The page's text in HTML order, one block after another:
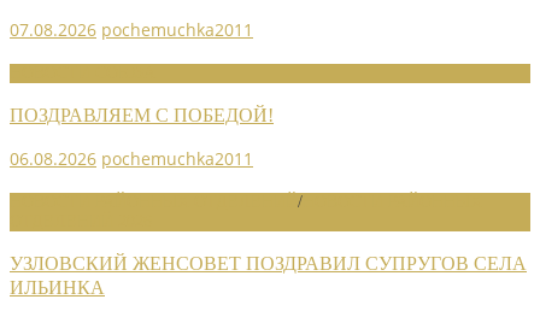
07.08.2026 pochemuchka2011
ПОЗДРАВЛЯЕМ С ПОБЕДОЙ!
06.08.2026 pochemuchka2011
/
УЗЛОВСКИЙ ЖЕНСОВЕТ ПОЗДРАВИЛ СУПРУГОВ СЕЛА
ИЛЬИНКА